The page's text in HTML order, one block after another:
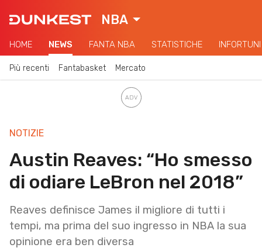
NBA
HOME NEWS FANTA NBA STATISTICHE INFORTUNI
Più recenti Fantabasket Mercato
NOTIZIE
Austin Reaves: “Ho smesso
di odiare LeBron nel 2018”
Reaves definisce James il migliore di tutti i
tempi, ma prima del suo ingresso in NBA la sua
opinione era ben diversa